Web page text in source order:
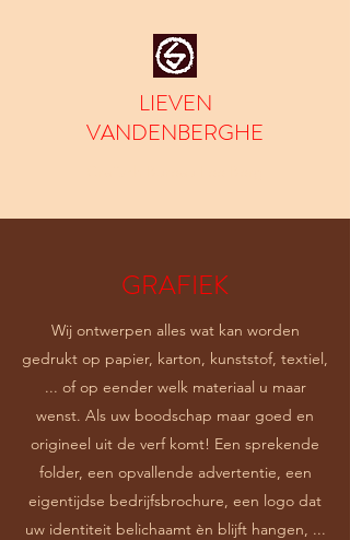
LIEVEN
VANDENBERGHE
GRAFIEK
Wij ontwerpen alles wat kan worden
gedrukt op papier, karton, kunststof, textiel,
... of op eender welk materiaal u maar
wenst. Als uw boodschap maar goed en
origineel uit de verf komt! Een sprekende
folder, een opvallende advertentie, een
eigentijdse bedrijfsbrochure, een logo dat
uw identiteit belichaamt èn blijft hangen, ...